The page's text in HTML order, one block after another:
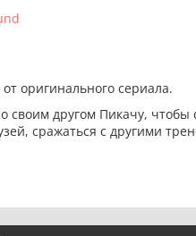
оригинального сериала.
другом Пикачу, чтобы
сражаться с другими